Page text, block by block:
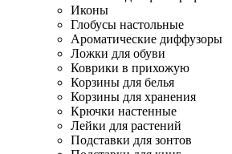
Иконы
Глобусы настольные
Ароматические диффузоры
Ложки для обуви
Коврики в прихожую
Корзины для белья
Корзины для хранения
Крючки настенные
Лейки для растений
Подставки для зонтов